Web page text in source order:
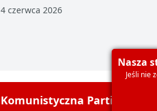
4 czerwca 2026
Komunistyczna Partia Polski
Nasza
Jeśli nie